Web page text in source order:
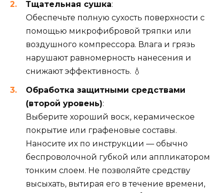
Тщательная сушка:
Обеспечьте полную сухость поверхности с
помощью микрофибровой тряпки или
воздушного компрессора. Влага и грязь
нарушают равномерность нанесения и
снижают эффективность. 💧
Обработка защитными средствами
(второй уровень):
Выберите хороший воск, керамическое
покрытие или графеновые составы.
Наносите их по инструкции — обычно
беспроволочной губкой или аппликатором
тонким слоем. Не позволяйте средству
высыхать, вытирая его в течение времени,